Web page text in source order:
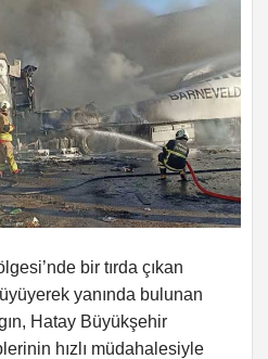
bir tırda çıkan
yanında bulunan
Hatay Büyükşehir
hızlı müdahalesiyle